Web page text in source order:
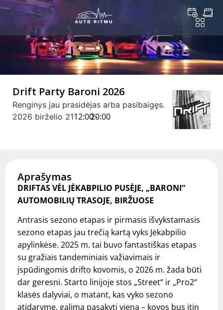
Drift Party Baroni 2026
Renginys jau prasidėjas arba pasibaigęs.
2026 birželio 2112:00 -20:00
Aprašymas
DRIFTAS VĖL JĖKABPILIO PUSĖJE, „BARONI“
AUTOMOBILIŲ TRASOJE, BIRŽUOSE
Antrasis sezono etapas ir pirmasis išvykstamasis
sezono etapas jau trečią kartą vyks Jėkabpilio
apylinkėse. 2025 m. tai buvo fantastiškas etapas
su gražiais tandeminiais važiavimais ir
įspūdingomis drifto kovomis, o 2026 m. žada būti
dar geresni. Starto linijoje stos „Street“ ir „Pro2“
klasės dalyviai, o matant, kas vyko sezono
atidaryme, galima pasakyti viena – kovos bus itin